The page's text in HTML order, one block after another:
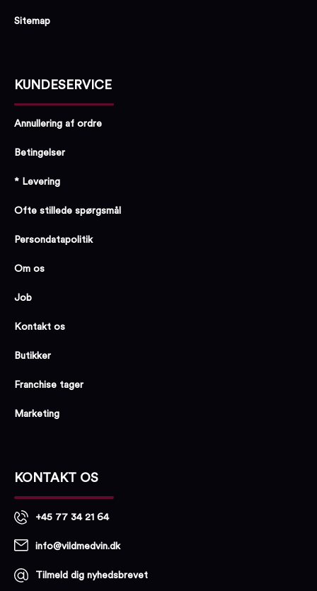
Sitemap
KUNDESERVICE
Annullering af ordre
Betingelser
* Levering
Ofte stillede spørgsmål
Persondatapolitik
Om os
Job
Kontakt os
Butikker
Franchise tager
Marketing
KONTAKT OS
+45 77 34 21 64
info@vildmedvin.dk
Tilmeld dig nyhedsbrevet